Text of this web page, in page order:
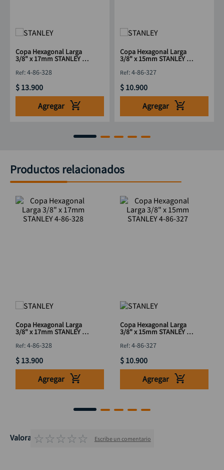
Copa Hexagonal Larga
3/8" x 17mm STANLEY 4-
:4-86-328
$ 13.900
Agregar
Copa Hexagonal Larga
3/8" x 15mm STANLEY 4-
:4-86-327
$ 10.900
Agregar
Productos relacionados
Copa Hexagonal Larga
3/8" x 17mm STANLEY 4-
:4-86-328
$ 13.900
Agregar
Copa Hexagonal Larga
3/8" x 15mm STANLEY 4-
:4-86-327
$ 10.900
Agregar
Valoraciones
☆☆☆☆☆ Escribe un comentario